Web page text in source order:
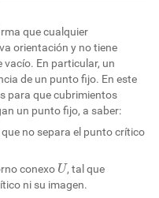
que cualquier
orientación y no tiene
En particular, un
de un punto fijo. En este
para que cubrimientos
un punto fijo, a saber:
no separa el punto crítico
conexo U
U, tal que
ni su imagen.